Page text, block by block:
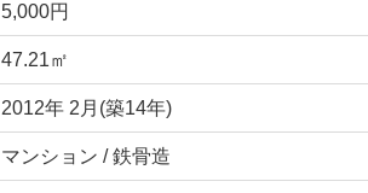
5,000円
47.21㎡
2012年 2月(築14年)
マンション / 鉄骨造